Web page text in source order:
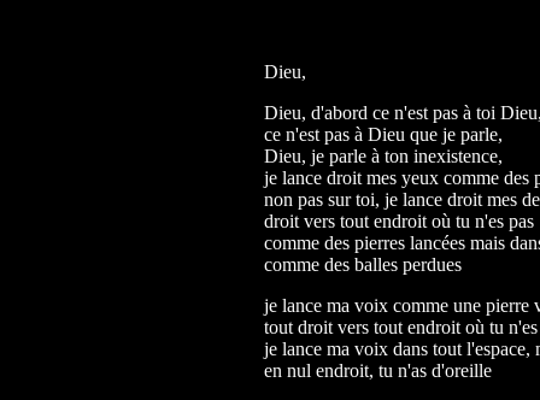
Dieu,
Dieu, d'abord ce n'est pas à toi
ce n'est pas à Dieu que je parle,
Dieu, je parle à ton inexistence,
je lance droit mes yeux comme des
non pas sur toi, je lance droit mes
droit vers tout endroit où tu n'es pas
comme des pierres lancées mais
comme des balles perdues
je lance ma voix comme une pierre
tout droit vers tout endroit où tu n'es
je lance ma voix dans tout l'espace,
en nul endroit, tu n'as d'oreille